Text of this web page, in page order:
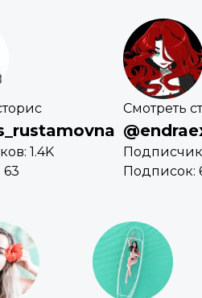
1.4K
Смотреть
Подписок: